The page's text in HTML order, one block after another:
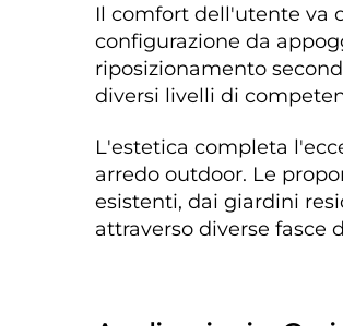
Il comfort dell'utente va
configurazione da
riposizionamento
diversi livelli di
L'estetica completa
arredo outdoor. Le
esistenti, dai giardini
attraverso diverse fasce